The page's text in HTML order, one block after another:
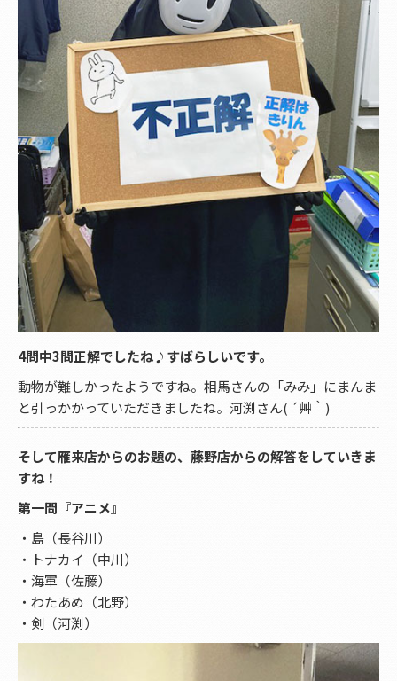
4問中3問正解でしたね♪すばらしいです。
動物が難しかったようですね。相馬さんの「みみ」にまんま
と引っかかっていただきましたね。河渕さん( ´艸｀)
そして雁来店からのお題の、藤野店からの解答をしていきま
すね！
第一問『アニメ』
・島（長谷川）
・トナカイ（中川）
・海軍（佐藤）
・わたあめ（北野）
・剣（河渕）